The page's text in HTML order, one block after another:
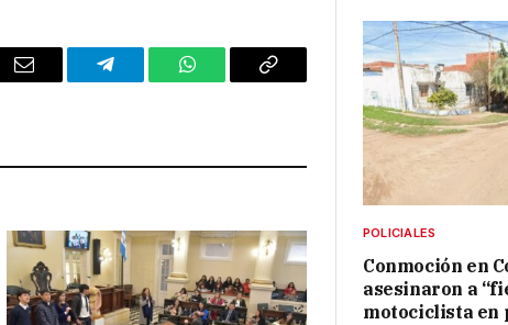
Email Telegram WhatsAppCopy
POLICIALES
Conmoción en
asesinaron a
motociclista en